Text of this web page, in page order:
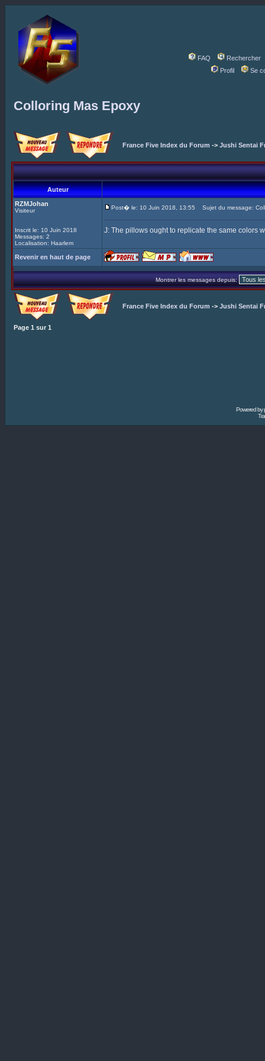
FAQ
Rechercher
Profil
Se
Colloring Mas Epoxy
France Five Index du Forum -> Jushi Sentai
Auteur
RZMJohan
Visiteur
Inscrit le: 10 Juin 2018
Messages: 2
Localisation: Haarlem
Post� le: 10 Juin 2018, 13:55 Sujet du message:
J: The pillows ought to replicate the same colors
Revenir en haut de page
Montrer les messages depuis:
France Five Index du Forum -> Jushi Sentai
Page 1 sur 1
Powered by